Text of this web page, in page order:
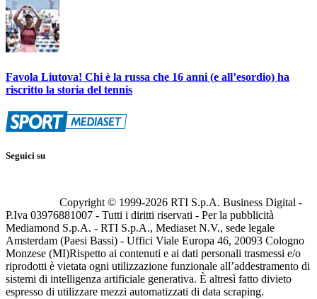
Favola Liutova! Chi è la russa che 16 anni (e all’esordio) ha
riscritto la storia del tennis
Seguici su
Copyright © 1999-2026 RTI S.p.A. Business Digital -
P.Iva 03976881007 - Tutti i diritti riservati - Per la pubblicità
Mediamond S.p.A. - RTI S.p.A., Mediaset N.V., sede legale
Amsterdam (Paesi Bassi) - Uffici Viale Europa 46, 20093 Cologno
Monzese (MI)Rispetto ai contenuti e ai dati personali trasmessi e/o
riprodotti è vietata ogni utilizzazione funzionale all’addestramento di
sistemi di intelligenza artificiale generativa. È altresì fatto divieto
espresso di utilizzare mezzi automatizzati di data scraping.